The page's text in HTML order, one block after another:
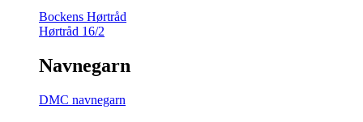
Bockens Hørtråd
Hørtråd 16/2
Navnegarn
DMC navnegarn